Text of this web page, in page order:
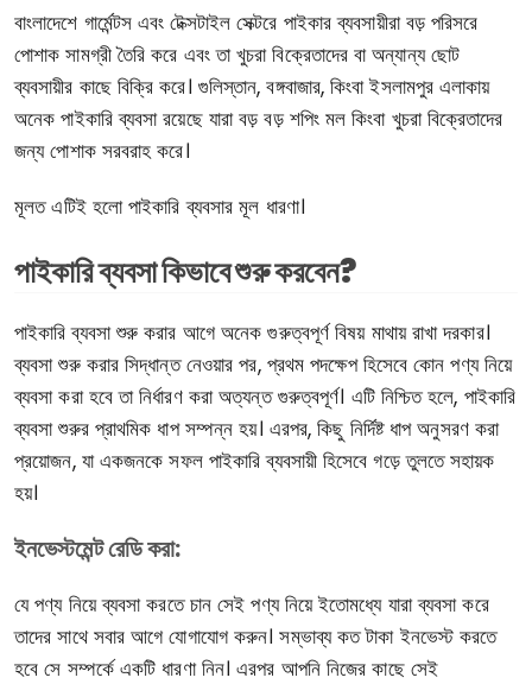
বাংলাদেশে গার্মেন্টস এবং টেক্সটাইল সেক্টরে পাইকার ব্যবসায়ীরা বড় পরিসরে
পোশাক সামগ্রী তৈরি করে এবং তা খুচরা বিক্রেতাদের বা অন্যান্য ছোট
ব্যবসায়ীর কাছে বিক্রি করে। গুলিস্তান, বঙ্গবাজার, কিংবা ইসলামপুর এলাকায়
অনেক পাইকারি ব্যবসা রয়েছে যারা বড় বড় শপিং মল কিংবা খুচরা বিক্রেতাদের
জন্য পোশাক সরবরাহ করে।
মূলত এটিই হলো পাইকারি ব্যবসার মূল ধারণা।
পাইকারি ব্যবসা কিভাবে শুরু করবেন?
পাইকারি ব্যবসা শুরু করার আগে অনেক গুরুত্বপূর্ণ বিষয় মাথায় রাখা দরকার।
ব্যবসা শুরু করার সিদ্ধান্ত নেওয়ার পর, প্রথম পদক্ষেপ হিসেবে কোন পণ্য নিয়ে
ব্যবসা করা হবে তা নির্ধারণ করা অত্যন্ত গুরুত্বপূর্ণ। এটি নিশ্চিত হলে, পাইকারি
ব্যবসা শুরুর প্রাথমিক ধাপ সম্পন্ন হয়। এরপর, কিছু নির্দিষ্ট ধাপ অনুসরণ করা
প্রয়োজন, যা একজনকে সফল পাইকারি ব্যবসায়ী হিসেবে গড়ে তুলতে সহায়ক
হয়।
ইনভেস্টমেন্ট রেডি করা:
যে পণ্য নিয়ে ব্যবসা করতে চান সেই পণ্য নিয়ে ইতোমধ্যে যারা ব্যবসা করে
তাদের সাথে সবার আগে যোগাযোগ করুন। সম্ভাব্য কত টাকা ইনভেস্ট করতে
হবে সে সম্পর্কে একটি ধারণা নিন। এরপর আপনি নিজের কাছে সেই